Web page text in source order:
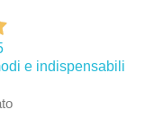
e indispensabili